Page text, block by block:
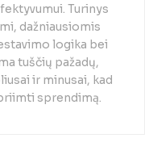
Turinys
dažniausiomis
logika bei
tuščių pažadų,
ir minusai, kad
sprendimą.